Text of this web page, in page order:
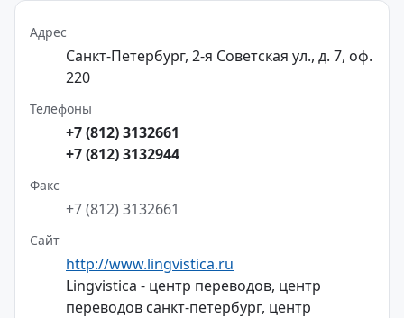
Адрес
Санкт-Петербург, 2-я Советская ул., д. 7, оф.
220
Телефоны
+7 (812) 3132661
+7 (812) 3132944
Факс
+7 (812) 3132661
Сайт
http://www.lingvistica.ru
Lingvistica - центр переводов, центр
переводов санкт-петербург, центр